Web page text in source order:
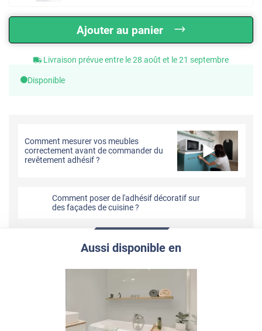
Ajouter au panier
Livraison prévue entre le 28 août et le 21 septembre
Disponible
Comment mesurer vos meubles
correctement avant de commander du
revêtement adhésif ?
Comment poser de l'adhésif décoratif sur
des façades de cuisine ?
Aussi disponible en